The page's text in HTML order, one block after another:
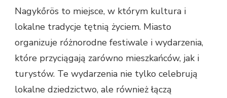
Nagykőrös to miejsce, w którym kultura i
lokalne tradycje tętnią życiem. Miasto
organizuje różnorodne festiwale i wydarzenia,
które przyciągają zarówno mieszkańców, jak i
turystów. Te wydarzenia nie tylko celebrują
lokalne dziedzictwo, ale również łączą